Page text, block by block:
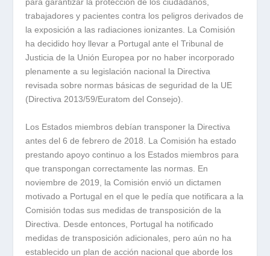
trabajadores y pacientes contra los peligros derivados de
la exposición a las radiaciones ionizantes. La Comisión
ha decidido hoy llevar a Portugal ante el Tribunal de
Justicia de la Unión Europea por no haber incorporado
plenamente a su legislación nacional la Directiva
revisada sobre normas básicas de seguridad de la UE
(Directiva 2013/59/Euratom del Consejo).
Los Estados miembros debían transponer la Directiva
antes del 6 de febrero de 2018. La Comisión ha estado
prestando apoyo continuo a los Estados miembros para
que transpongan correctamente las normas. En
noviembre de 2019, la Comisión envió un dictamen
motivado a Portugal en el que le pedía que notificara a la
Comisión todas sus medidas de transposición de la
Directiva. Desde entonces, Portugal ha notificado
medidas de transposición adicionales, pero aún no ha
establecido un plan de acción nacional que aborde los